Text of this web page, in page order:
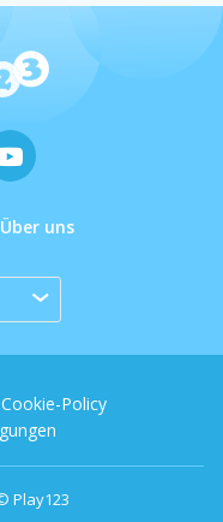
Über uns
Play123
Cookie-Policy